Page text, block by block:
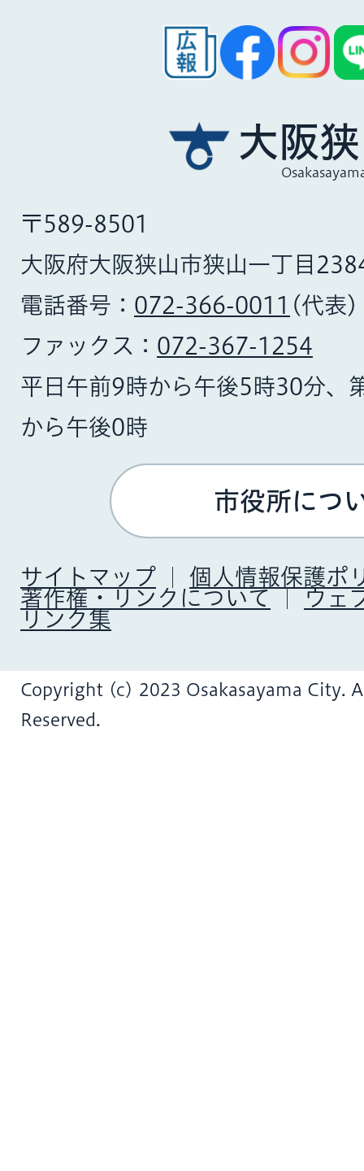
大阪
〒589-8501
大阪府大阪狭山市狭山一丁目
電話番号： 072-366-0011 (代表)
ファックス： 072-367-1254
平日午前9時から午後5時30分、
から午後0時
市役所につ
サイトマップ
個人情報保護ポ
著作権・リンクについて
ウェ
リンク集
Copyright (c) 2023 Osakasayama City.
Reserved.